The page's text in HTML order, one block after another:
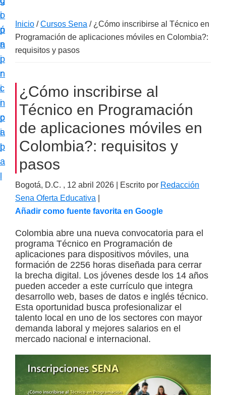
i
ó
n
p
r
i
n
c
i
p
a
o
p
r
i
n
c
i
p
a
l
i
n
a
a
c
i
s
a
l
i
a
d
a
s
o
b
r
e
c
r
Inicio / Cursos Sena /¿Cómo inscribirse al Técnico en
Programación de aplicaciones móviles en Colombia?:
requisitos y pasos
¿Cómo inscribirse al
Técnico en Programación
de aplicaciones móviles en
Colombia?: requisitos y
pasos
Bogotá, D.C. , 12 abril 2026 | Escrito por Redacción
Sena Oferta Educativa
Añadir como fuente favorita en Google
Colombia abre una nueva convocatoria para el
programa Técnico en Programación de
aplicaciones para dispositivos móviles, una
formación de 2256 horas diseñada para cerrar
la brecha digital. Los jóvenes desde los 14 años
pueden acceder a este currículo que integra
desarrollo web, bases de datos e inglés técnico.
Esta oportunidad busca profesionalizar el
talento local en uno de los sectores con mayor
demanda laboral y mejores salarios en el
mercado nacional e internacional.